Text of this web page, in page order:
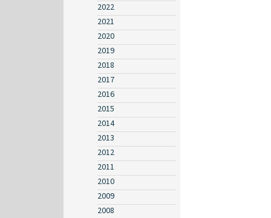
2022
2021
2020
2019
2018
2017
2016
2015
2014
2013
2012
2011
2010
2009
2008